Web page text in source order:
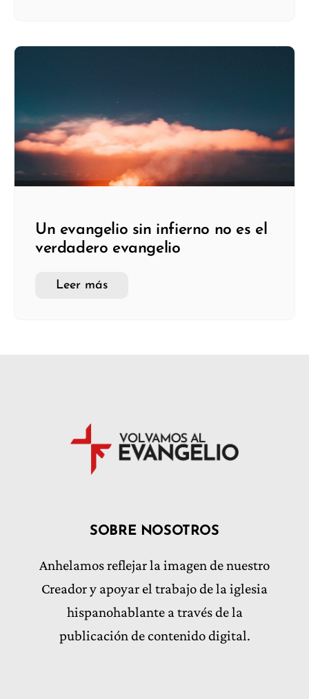
Un evangelio sin infierno no es el
verdadero evangelio
Leer más
SOBRE NOSOTROS
Anhelamos reflejar la imagen de nuestro
Creador y apoyar el trabajo de la iglesia
hispanohablante a través de la
publicación de contenido digital.